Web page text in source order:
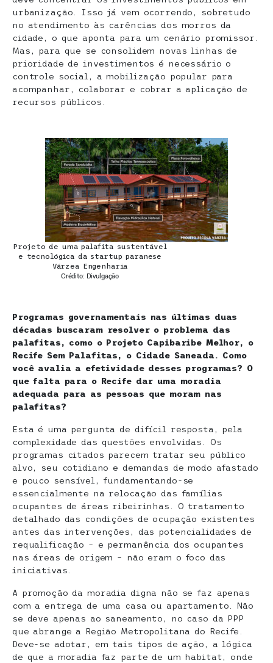
urbanização. Isso já vem ocorrendo, sobretudo
no atendimento às carências dos morros da
cidade, o que aponta para um cenário promissor.
Mas, para que se consolidem novas linhas de
prioridade de investimentos é necessário o
controle social, a mobilização popular para
acompanhar, colaborar e cobrar a aplicação de
recursos públicos.
Projeto de uma palafita sustentável
e tecnológica da startup paranese
Várzea Engenharia
Crédito: Divulgação
Programas governamentais nas últimas duas
décadas buscaram resolver o problema das
palafitas, como o Projeto Capibaribe Melhor, o
Recife Sem Palafitas, o Cidade Saneada. Como
você avalia a efetividade desses programas? O
que falta para o Recife dar uma moradia
adequada para as pessoas que moram nas
palafitas?
Esta é uma pergunta de difícil resposta, pela
complexidade das questões envolvidas. Os
programas citados parecem tratar seu público
alvo, seu cotidiano e demandas de modo afastado
e pouco sensível, fundamentando-se
essencialmente na relocação das famílias
ocupantes de áreas ribeirinhas. O tratamento
detalhado das condições de ocupação existentes
antes das intervenções, das potencialidades de
requalificação – e permanência dos ocupantes
nas áreas de origem – não eram o foco das
iniciativas.
A promoção da moradia digna não se faz apenas
com a entrega de uma casa ou apartamento. Não
se deve apenas ao saneamento, no caso da PPP
que abrange a Região Metropolitana do Recife.
Deve-se adotar, em tais tipos de ação, a lógica
de que a moradia faz parte de um habitat, onde